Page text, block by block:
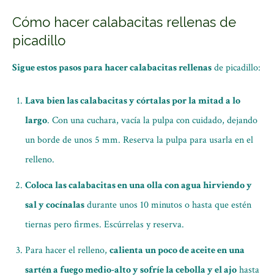
Cómo hacer calabacitas rellenas de
picadillo
Sigue estos pasos para hacer calabacitas rellenasde picadillo:
Lava bien las calabacitas y córtalas por la mitad a lo
largo. Con una cuchara, vacía la pulpa con cuidado, dejando
un borde de unos 5 mm. Reserva la pulpa para usarla en el
relleno.
Coloca las calabacitas en una olla con agua hirviendo y
sal y cocínalasdurante unos 10 minutos o hasta que estén
tiernas pero firmes. Escúrrelas y reserva.
Para hacer el relleno, calienta un poco de aceite en una
sartén a fuego medio-alto y sofríe la cebolla y el ajohasta